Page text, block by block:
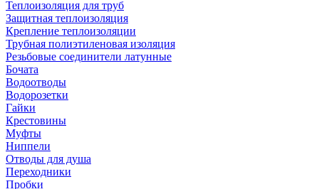
Теплоизоляция для труб
Защитная теплоизоляция
Крепление теплоизоляции
Трубная полиэтиленовая изоляция
Резьбовые соединители латунные
Бочата
Водоотводы
Водорозетки
Гайки
Крестовины
Муфты
Ниппели
Отводы для душа
Переходники
Пробки